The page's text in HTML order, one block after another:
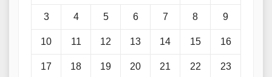
3 4 5 6 7 8 9
10 11 12 13 14 15 16
17 18 19 20 21 22 23